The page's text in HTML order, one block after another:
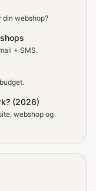
webshop?
+ SMS.
(2026)
webshop og